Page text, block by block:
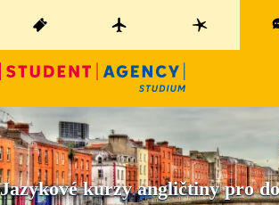
Jazykové kurzy angličtiny pro